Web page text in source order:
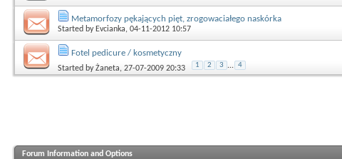
Metamorfozy pękających pięt, zrogowaciałego naskórka
Started by Evcianka, 04-11-2012 10:57
Fotel pedicure / kosmetyczny
Started byŻaneta, 27-07-2009 20:33 1 2 3 ... 4
Forum Information and Options